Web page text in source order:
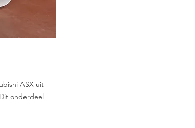
ASX uit
onderdeel